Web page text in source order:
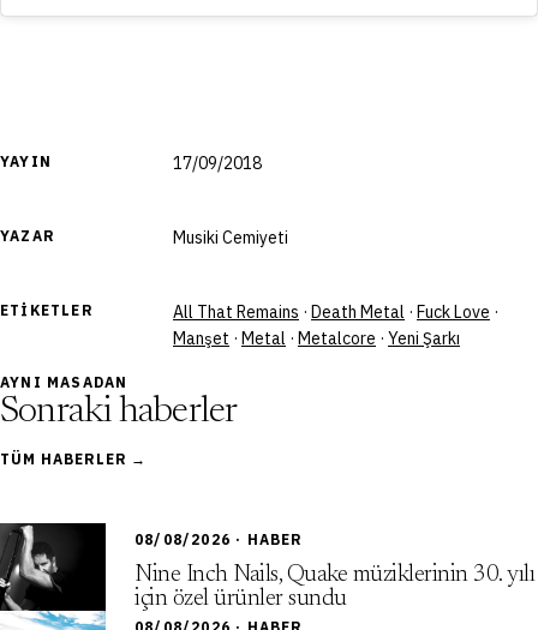
YAYIN 17/09/2018
YAZAR Musiki Cemiyeti
ETIKETLER All That Remains · Death Metal · Fuck Love ·
Manşet · Metal · Metalcore · Yeni Şarkı
AYNI MASADAN
Sonraki haberler
TÜM HABERLER →
08/08/2026 · HABER
Nine Inch Nails, Quake müziklerinin 30. yılı
için özel ürünler sundu